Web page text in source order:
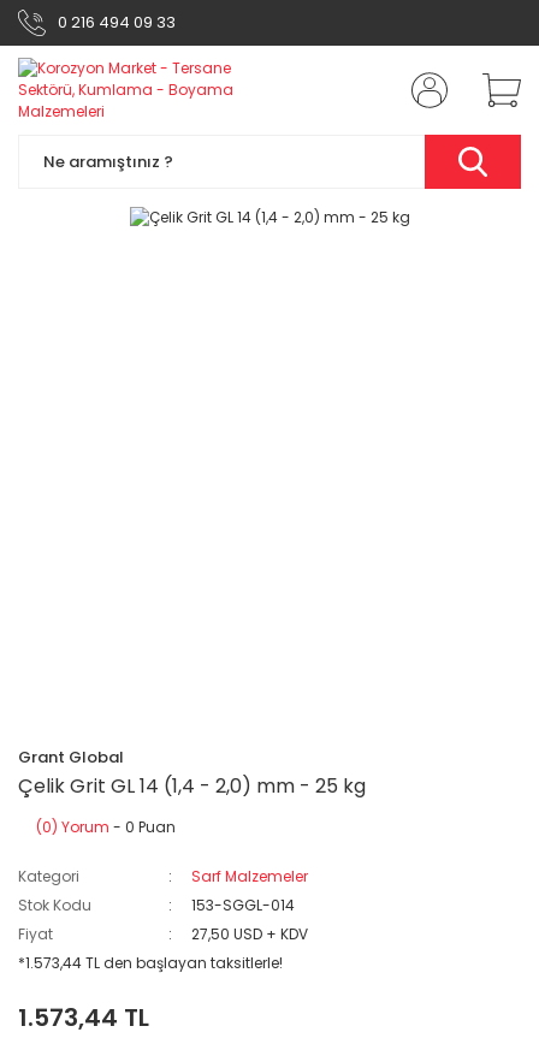
0 216 494 09 33
Grant Global
Çelik Grit GL 14 (1,4 - 2,0) mm - 25 kg
(0) Yorum - 0 Puan
Kategori
Sarf Malzemeler
Stok Kodu
153-SGGL-014
Fiyat
27,50 USD + KDV
*1.573,44 TL den başlayan taksitlerle!
1.573,44 TL